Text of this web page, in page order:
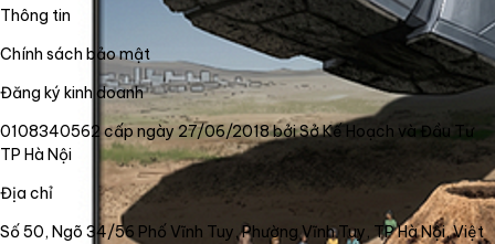
Thông tin
Chính sách bảo mật
Đăng ký kinh doanh
0108340562 cấp ngày 27/06/2018 bởi Sở Kế Hoạch và Đầu Tư
TP Hà Nội
Địa chỉ
Số 50, Ngõ 34/56 Phố Vĩnh Tuy, Phường Vĩnh Tuy, TP Hà Nội, Việt